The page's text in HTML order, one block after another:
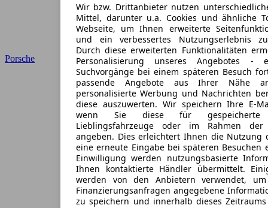
Wir bzw. Drittanbieter nutzen
Mittel, darunter u.a. Cookies und ähnliche
Webseite, um Ihnen erweiterte
und ein verbessertes Nutzungserlebnis
Durch diese erweiterten Funktionalitäten
Personalisierung unseres Angebotes
Suchvorgänge bei einem späteren Besuch
passende Angebote aus Ihrer Nähe
personalisierte Werbung und Nachrichten
diese auszuwerten. Wir speichern Ihre E-
wenn Sie diese für gespeicherte
Lieblingsfahrzeuge oder im Rahmen der
angeben. Dies erleichtert Ihnen die Nutzung
eine erneute Eingabe bei späteren
Einwilligung werden nutzungsbasierte
Ihnen kontaktierte Händler übermittelt.
werden von den Anbietern verwendet,
Finanzierungsanfragen angegebene
zu speichern und innerhalb dieses
Porsche